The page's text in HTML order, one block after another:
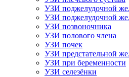
УЗИ поджелудочной
УЗИ поджелудочной
УЗИ позвоночника
УЗИ полового члена
УЗИ почек
УЗИ предстательной
УЗИ при беременности
УЗИ селезёнки